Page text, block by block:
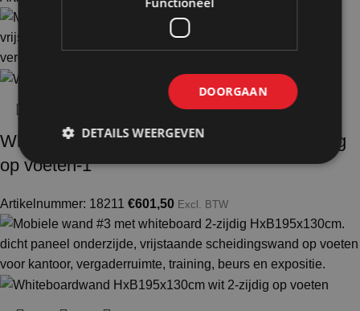
Whiteboardwand HxB195x130cm wit 2-zijdig
op voeten-1
Artikelnummer: 18211 €601,50 Excl. BTW
DOORGAAN
DETAILS WEERGEVEN